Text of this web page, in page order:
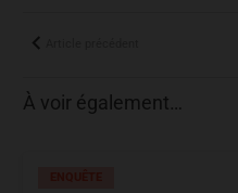
À voir également…